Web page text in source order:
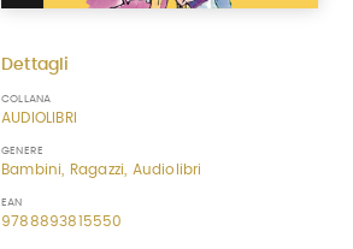
Dettagli
COLLANA
AUDIOLIBRI
GENERE
Bambini, Ragazzi, Audiolibri
EAN
9788893815550